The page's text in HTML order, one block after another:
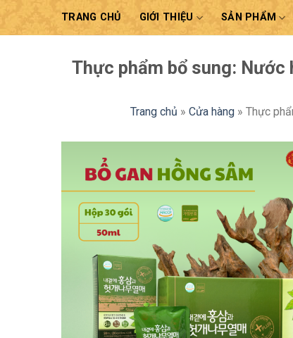
Skip
TRANG CHỦ GIỚI THIỆU SẢN PHẨM
Thực phẩm bổ sung: Nước
Trang chủ » Cửa hàng» Thực